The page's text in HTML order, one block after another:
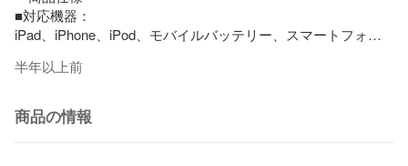
■対応機器：
iPad、iPhone、iPod、モバイルバッテリー、スマートフォ
Wi-Fiルーター、加熱式タバコ、PD対応のノートPC(30Wまで
■USBポート：
USB Type-C × 1ポート(Power Delivery-PPS、Quick
Charge3.0)
半年以上前
商品の情報